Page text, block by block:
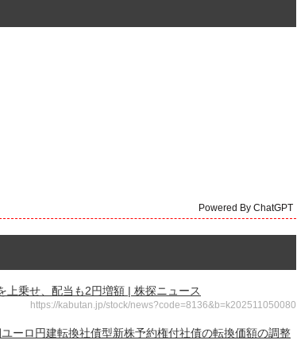
Powered By ChatGPT
乗せ、配当も2円増額 | 株探ニュース
https://kabutan.jp/stock/news?code=8136&b=k202511050080
ーロ円建転換社債型新株予約権付社債の転換価額の調整